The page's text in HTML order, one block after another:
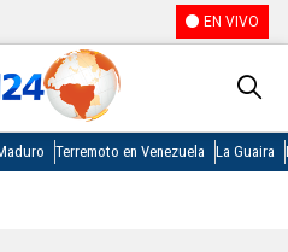
EN VIVO
Terremoto en Venezuela La Guaira